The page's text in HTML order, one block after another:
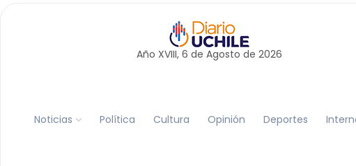
Año XVIII, 6 de Agosto de 2026
Noticias Política Cultura Opinión Deportes